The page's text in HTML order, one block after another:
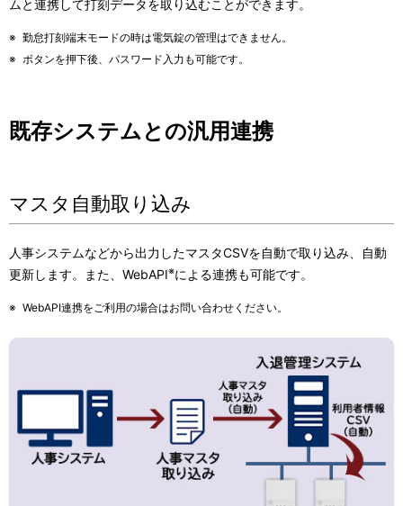
ムと連携して打刻データを取り込むことができます。
※ 勤怠打刻端末モードの時は電気錠の管理はできません。
※ ボタンを押下後、パスワード入力も可能です。
既存システムとの汎用連携
マスタ自動取り込み
人事システムなどから出力したマスタCSVを自動で取り込み、自動
更新します。また、WebAPI※による連携も可能です。
※ WebAPI連携をご利用の場合はお問い合わせください。